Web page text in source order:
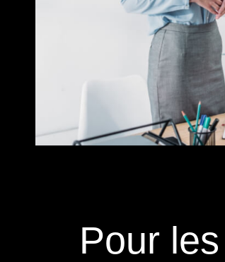
Pour les